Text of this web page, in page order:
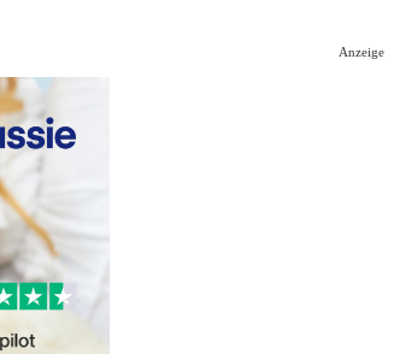
Anzeige